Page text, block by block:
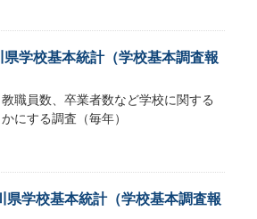
学校基本統計（学校基本調査報
職員数、卒業者数など学校に関する
にする調査（毎年）
学校基本統計（学校基本調査報